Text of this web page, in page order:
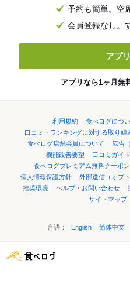
予約も簡単。空
会員登録なし。
アプ
アプリなら1ヶ月無
利用規約 食べログにつ
口コミ・ランキングに対する取り組
食べログ店舗会員について
広告
機能改善要望
口コミガイ
食べログプレミアム無料クーポン
個人情報保護方針
外部送信（オプト
推奨環境
ヘルプ・お問い合わせ
サイトマップ
言語： English 简体中文